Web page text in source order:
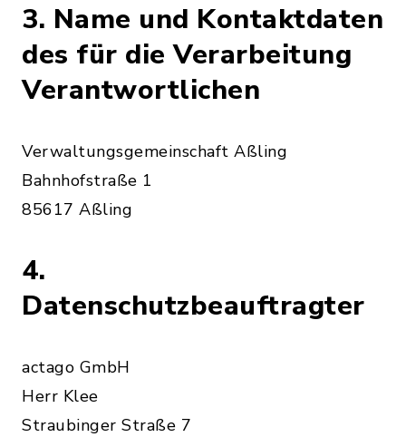
3. Name und Kontaktdaten
des für die Verarbeitung
Verantwortlichen
Verwaltungsgemeinschaft Aßling
Bahnhofstraße 1
85617 Aßling
4.
Datenschutzbeauftragter
actago GmbH
Herr Klee
Straubinger Straße 7